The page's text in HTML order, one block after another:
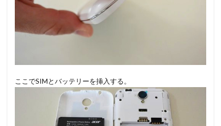
ここでSIMとバッテリーを挿入する。